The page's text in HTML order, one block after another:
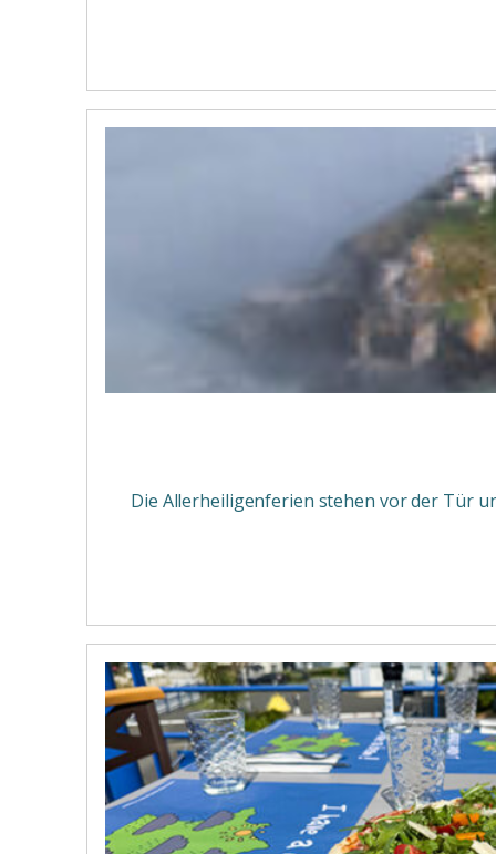
Die Allerheiligenferien stehen vor der Tür